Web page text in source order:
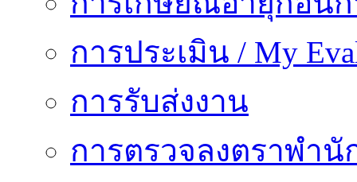
การประเมิน / My
การรับส่งงาน
การตรวจลงตราพำ